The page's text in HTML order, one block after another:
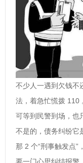
不少人一遇到欠钱不
法，着急忙慌拨 110
可等到民警到场，也
不是的，债务纠纷它
那 2 个“刑事触发点”
要一门心思纠结报警